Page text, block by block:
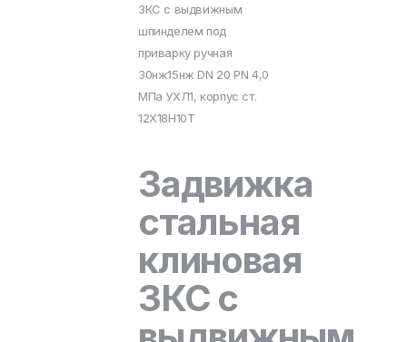
ЗКС с выдвижным
шпинделем под
приварку ручная
30нж15нж DN 20 PN 4,0
МПа УХЛ1, корпус ст.
12Х18Н10Т
Задвижка
стальная
клиновая
ЗКС с